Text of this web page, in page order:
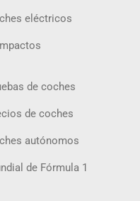
eléctricos
de coches
de coches
autónomos
de Fórmula 1